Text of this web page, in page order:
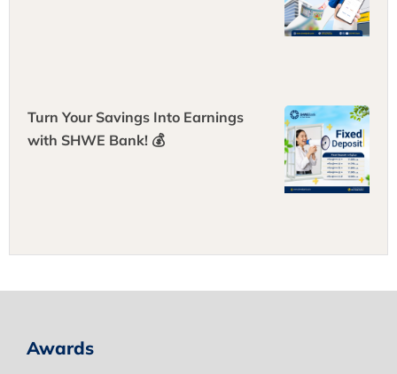
Turn Your Savings Into Earnings
with SHWE Bank! 💰
Awards